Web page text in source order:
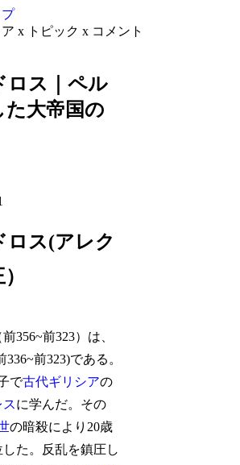
x トピック x コメント
ロス｜ペル
た大帝国の
ロス(アレク
356~前323）は、
前323)である。
で古代ギリシアの
に学んだ。その
の暗殺により20歳
た。反乱を鎮圧し